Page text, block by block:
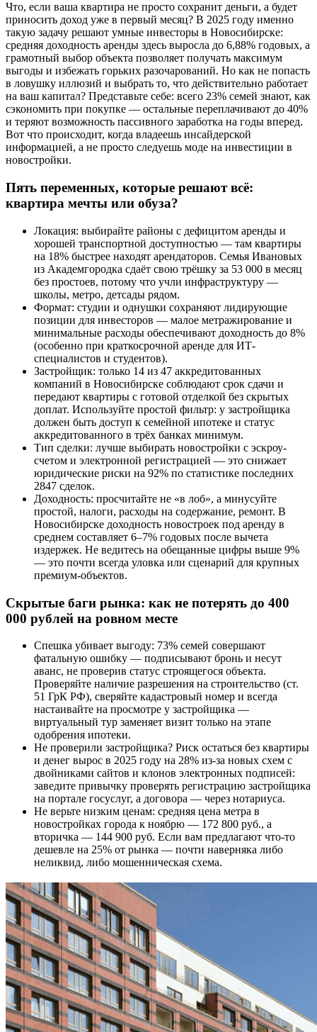
Что, если ваша квартира не просто сохранит деньги, а будет
приносить доход уже в первый месяц? В 2025 году именно
такую задачу решают умные инвесторы в Новосибирске:
средняя доходность аренды здесь выросла до 6,88% годовых, а
грамотный выбор объекта позволяет получать максимум
выгоды и избежать горьких разочарований. Но как не попасть
в ловушку иллюзий и выбрать то, что действительно работает
на ваш капитал? Представьте себе: всего 23% семей знают, как
сэкономить при покупке — остальные переплачивают до 40%
и теряют возможность пассивного заработка на годы вперед.
Вот что происходит, когда владеешь инсайдерской
информацией, а не просто следуешь моде на инвестиции в
новостройки.
Пять переменных, которые решают всё:
квартира мечты или обуза?
Локация: выбирайте районы с дефицитом аренды и
хорошей транспортной доступностью — там квартиры
на 18% быстрее находят арендаторов. Семья Ивановых
из Академгородка сдаёт свою трёшку за 53 000 в месяц
без простоев, потому что учли инфраструктуру —
школы, метро, детсады рядом.
Формат: студии и однушки сохраняют лидирующие
позиции для инвесторов — малое метражирование и
минимальные расходы обеспечивают доходность до 8%
(особенно при краткосрочной аренде для ИТ-
специалистов и студентов).
Застройщик: только 14 из 47 аккредитованных
компаний в Новосибирске соблюдают срок сдачи и
передают квартиры с готовой отделкой без скрытых
доплат. Используйте простой фильтр: у застройщика
должен быть доступ к семейной ипотеке и статус
аккредитованного в трёх банках минимум.
Тип сделки: лучше выбирать новостройки с эскроу-
счетом и электронной регистрацией — это снижает
юридические риски на 92% по статистике последних
2847 сделок.
Доходность: просчитайте не «в лоб», а минусуйте
простой, налоги, расходы на содержание, ремонт. В
Новосибирске доходность новостроек под аренду в
среднем составляет 6–7% годовых после вычета
издержек. Не ведитесь на обещанные цифры выше 9%
— это почти всегда уловка или сценарий для крупных
премиум-объектов.
Скрытые баги рынка: как не потерять до 400
000 рублей на ровном месте
Спешка убивает выгоду: 73% семей совершают
фатальную ошибку — подписывают бронь и несут
аванс, не проверив статус строящегося объекта.
Проверяйте наличие разрешения на строительство (ст.
51 ГрК РФ), сверяйте кадастровый номер и всегда
настаивайте на просмотре у застройщика —
виртуальный тур заменяет визит только на этапе
одобрения ипотеки.
Не проверили застройщика? Риск остаться без квартиры
и денег вырос в 2025 году на 28% из-за новых схем с
двойниками сайтов и клонов электронных подписей:
заведите привычку проверять регистрацию застройщика
на портале госуслуг, а договора — через нотариуса.
Не верьте низким ценам: средняя цена метра в
новостройках города к ноябрю — 172 800 руб., а
вторичка — 144 900 руб. Если вам предлагают что-то
дешевле на 25% от рынка — почти наверняка либо
неликвид, либо мошенническая схема.